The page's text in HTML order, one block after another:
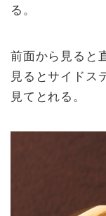
る。
前面から見ると
見るとサイドス
見てとれる。